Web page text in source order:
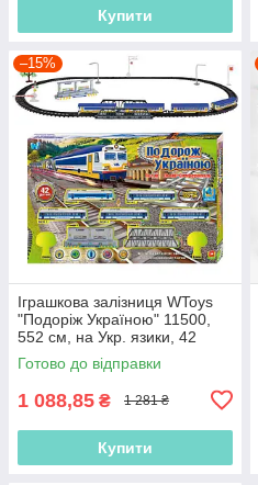
Купити
–15%
Іграшкова залізниця WToys
"Подоріж Україною" 11500,
552 см, на Укр. язики, 42
деталі
Готово до відправки
1 088,85 ₴ 1 281 ₴
Купити